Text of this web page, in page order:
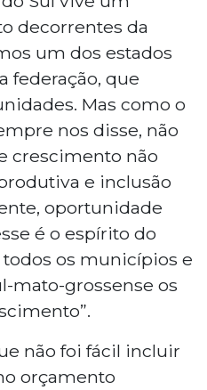
decorrentes da
um dos estados
federação, que
Mas como o
nos disse, não
crescimento não
e inclusão
oportunidade
é o espírito do
os municípios e
mato-grossense os
não foi fácil incluir
orçamento